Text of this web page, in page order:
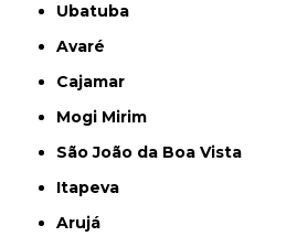
Ubatuba
Avaré
Cajamar
Mogi Mirim
São João da Boa Vista
Itapeva
Arujá